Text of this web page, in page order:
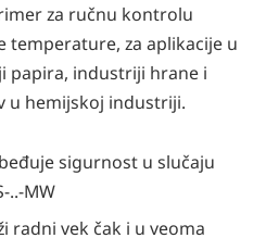
za ručnu kontrolu
temperature, za aplikacije u
papira, industriji hrane i
u hemijskoj industriji.
sigurnost u slučaju
..-MW
radni vek čak i u veoma